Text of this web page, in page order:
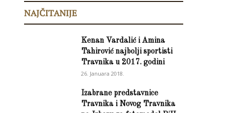
NAJČITANIJE
Kenan Vardalić i Amina
Tahirović najbolji sportisti
Travnika u 2017. godini
26. Januara 2018.
Izabrane predstavnice
Travnika i Novog Travnika